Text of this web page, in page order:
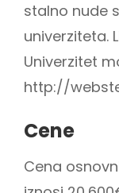
stalno nude
univerziteta.
Univerzitet
http://
Cene
Cena